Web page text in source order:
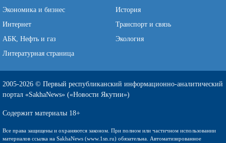
Экономика и бизнес
История
Интернет
Транспорт и связь
АБК, Нефть и газ
Экология
Литературная страница
2005-2026 © Первый республиканский информационно-аналитический
портал «SakhaNews» («Новости Якутии»)
Содержит материалы 18+
Все права защищены и охраняются законом. При полном или частичном использовании
материалов ссылка на SakhaNews (www.1sn.ru) обязательна. Автоматизированное